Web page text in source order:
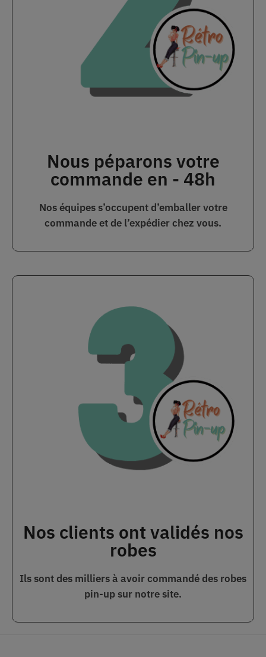
Nous péparons votre
commande en - 48h
Nos équipes s’occupent d’emballer votre
commande et de l’expédier chez vous.
Nos clients ont validés nos
robes
Ils sont des milliers à avoir commandé des robes
pin-up sur notre site.